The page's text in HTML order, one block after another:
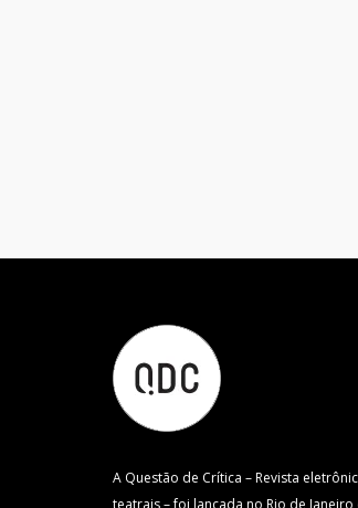
A Questão de Crítica – Revista
teatrais – foi lançada no Rio de